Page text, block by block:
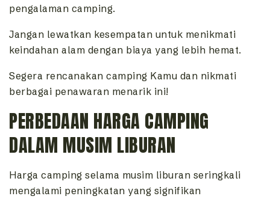
pengalaman camping.
Jangan lewatkan kesempatan untuk menikmati
keindahan alam dengan biaya yang lebih hemat.
Segera rencanakan camping Kamu dan nikmati
berbagai penawaran menarik ini!
PERBEDAAN HARGA CAMPING
DALAM MUSIM LIBURAN
Harga camping selama musim liburan seringkali
mengalami peningkatan yang signifikan